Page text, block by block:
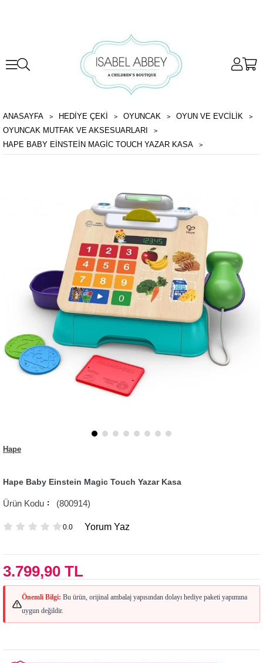
ANASAYFA HEDİYE ÇEKİ OYUNCAK
OYUN VE EVCILIK
OYUNCAK MUTFAK VE AKSESUARLARI
HAPE BABY EINSTEIN MAGIC TOUCH YAZAR KASA
Hape
Hape Baby Einstein Magic Touch Yazar Kasa
(800914)
0.0 Yorum Yaz
3.799,90 TL
Önemli Bilgi: Bu ürün, orijinal ambalaj yapısından dolayı hediye paketi yapımına
uygun değildir.